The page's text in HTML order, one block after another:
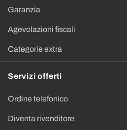
Garanzia
Agevolazioni fiscali
Categorie extra
Servizi offerti
Ordine telefonico
Diventa rivenditore